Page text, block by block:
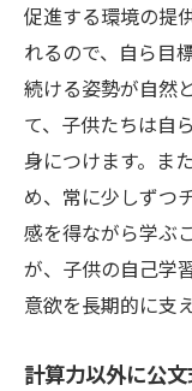
促進する環境の提
れるので、自ら目
続ける姿勢が自然
て、子供たちは自
身につけます。ま
め、常に少しずつ
感を得ながら学ぶ
が、子供の自己学
意欲を長期的に支
計算力以外に公